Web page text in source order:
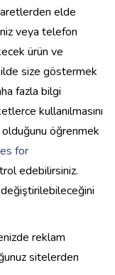
elde
veya telefon
ürün ve
size göstermek
fazla bilgi
kullanılmasını
öğrenmek
for
edebilirsiniz.
reklam
sitelerden